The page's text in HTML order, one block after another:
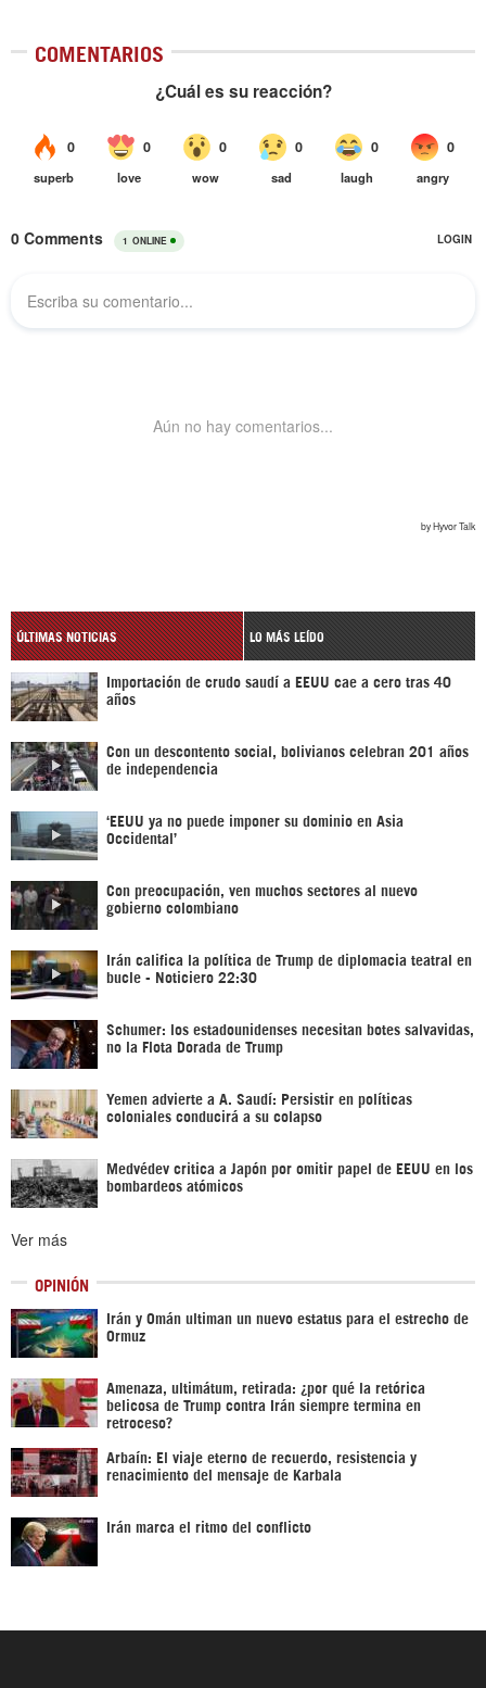
COMENTARIOS
ÚLTIMAS NOTICIAS LO MÁS LEÍDO
Importación de crudo saudí a EEUU cae a cero tras 40
años
Con un descontento social, bolivianos celebran 201 años
de independencia
‘EEUU ya no puede imponer su dominio en Asia
Occidental’
Con preocupación, ven muchos sectores al nuevo
gobierno colombiano
Irán califica la política de Trump de diplomacia teatral en
bucle - Noticiero 22:30
Schumer: los estadounidenses necesitan botes salvavidas,
no la Flota Dorada de Trump
Yemen advierte a A. Saudí: Persistir en políticas
coloniales conducirá a su colapso
Medvédev critica a Japón por omitir papel de EEUU en los
bombardeos atómicos
Ver más
OPINIÓN
Irán y Omán ultiman un nuevo estatus para el estrecho de
Ormuz
Amenaza, ultimátum, retirada: ¿por qué la retórica
belicosa de Trump contra Irán siempre termina en
retroceso?
Arbaín: El viaje eterno de recuerdo, resistencia y
renacimiento del mensaje de Karbala
Irán marca el ritmo del conflicto